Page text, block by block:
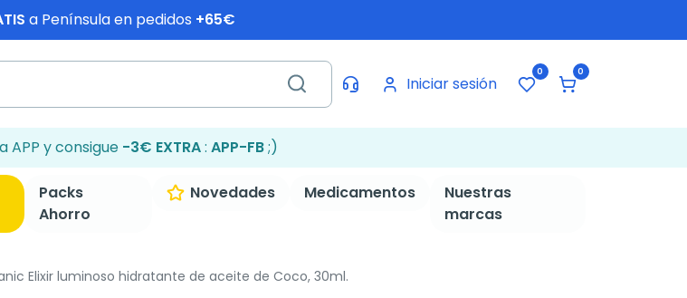
a Península en pedidos +65€
Iniciar sesión
0 0
APP y consigue -3€ EXTRA: APP-FB;)
Packs
Ahorro
Novedades Medicamentos
Nuestras
marcas
Elixir luminoso hidratante de aceite de Coco, 30ml.